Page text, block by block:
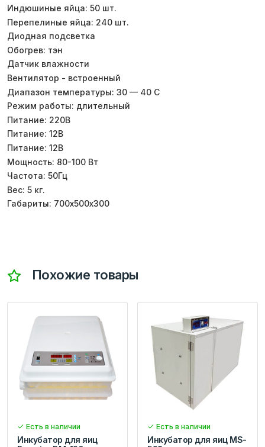
Индюшиные яйца: 50 шт.
Перепелиные яйца: 240 шт.
Диодная подсветка
Обогрев: тэн
Датчик влажности
Вентилятор - встроенный
Диапазон температуры: 30 — 40 С
Режим работы: длительный
Питание: 220В
Питание: 12В
Питание: 12В
Мощность: 80-100 Вт
Частота: 50Гц
Вес: 5 кг.
Габариты: 700х500х300
Похожие товары
Есть в наличии
Инкубатор для яиц
Есть в наличии
Инкубатор для яиц MS-